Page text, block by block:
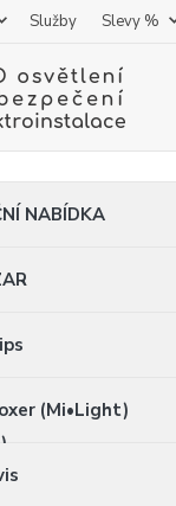
Služby Slevy %
NABÍDKA
(Mi•Light)